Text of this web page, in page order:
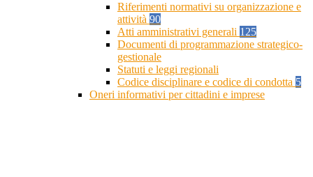
Riferimenti normativi su organizzazione e
attività 90
Atti amministrativi generali 125
Documenti di programmazione strategico-
gestionale
Statuti e leggi regionali
Codice disciplinare e codice di condotta 5
Oneri informativi per cittadini e imprese